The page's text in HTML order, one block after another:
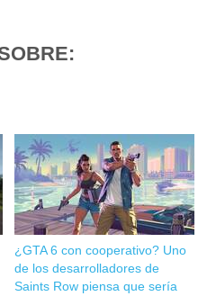
¿GTA 6 con cooperativo? Uno
de los desarrolladores de
Saints Row piensa que sería